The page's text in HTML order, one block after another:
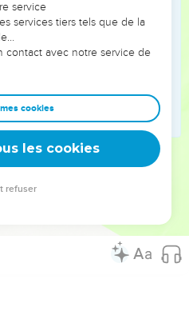
aplanis les mottes, Tes
ce qui germe.
tes bienfaits généreux, Tes pas
largement arrosés, Les
de joie.
les vallées drapées de blé,
service
services tiers tels que de la
contact avec notre service de
cookies
les cookies
refuser